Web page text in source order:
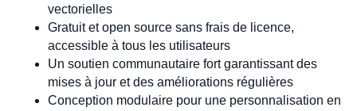
vectorielles
Gratuit et open source sans frais de licence,
accessible à tous les utilisateurs
Un soutien communautaire fort garantissant des
mises à jour et des améliorations régulières
Conception modulaire pour une personnalisation en